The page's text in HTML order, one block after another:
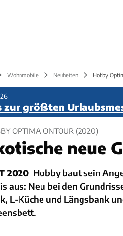
Wohnmobile Neuheiten Hobby
zur größten
OPTIMA ONTOUR (2020)
neue
2020 Hobby baut sein
aus: Neu bei den
L-Küche und Längsbank